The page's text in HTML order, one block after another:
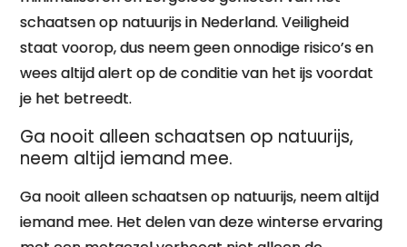
schaatsen op natuurijs in Nederland. Veiligheid
staat voorop, dus neem geen onnodige risico’s en
wees altijd alert op de conditie van het ijs voordat
je het betreedt.
Ga nooit alleen schaatsen op natuurijs,
neem altijd iemand mee.
Ga nooit alleen schaatsen op natuurijs, neem altijd
iemand mee. Het delen van deze winterse ervaring